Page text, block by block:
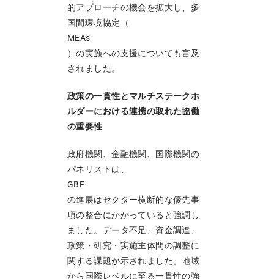
的アプローチの機会を拡大し、多
国間環境協定（
MEAs
）の実施への支援についても言及
されました。
政策の一貫性とマルチステークホ
ルダーにおける連携の取れた協働
の重要性
政府機関、金融機関、国際機関の
パネリストは、
GBF
の進展はセクター横断的な優先事
項の整合にかかっていると強調し
ました。データ不足、資金調達、
政策・研究・実施主体間の調整に
関する課題が示されました。地域
から国際レベルに至る一貫性の強